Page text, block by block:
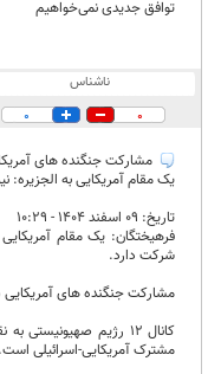
توافق جدیدی نمی‌خواهیم
ناشناس
0
0
مشارکت جنگنده های
یک مقام آمریکایی به الجزیره:
تاریخ: ۰۹ اسفند ۱۴۰۴ - ۱۰:۲۹
فرهیختگان: یک مقام
شرکت دارد.
مشارکت جنگنده های آمریکایی
کانال ۱۲ رژیم
مشترک آمریکایی-اسرائیلی است.